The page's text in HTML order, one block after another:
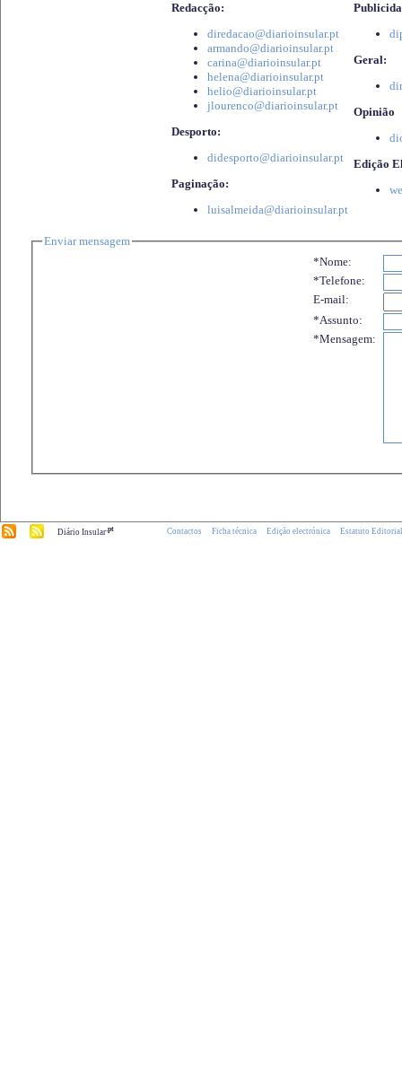
Redacção:
diredacao@diarioinsular.pt
armando@diarioinsular.pt
carina@diarioinsular.pt
helena@diarioinsular.pt
helio@diarioinsular.pt
jlourenco@diarioinsular.pt
Desporto:
didesporto@diarioinsular.pt
Paginação:
luisalmeida@diarioinsular.pt
Geral:
Opinião
Edição
Enviar mensagem
*Nome:
*Telefone:
E-mail:
*Assunto:
*Mensagem:
Diário Insular.pt Contactos Ficha técnica Edição electrónica Estatuto Editorial